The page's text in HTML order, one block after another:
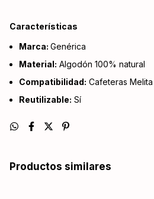
Características
Marca: Genérica
Material: Algodón 100% natural
Compatibilidad: Cafeteras
Reutilizable: Sí
Productos similares